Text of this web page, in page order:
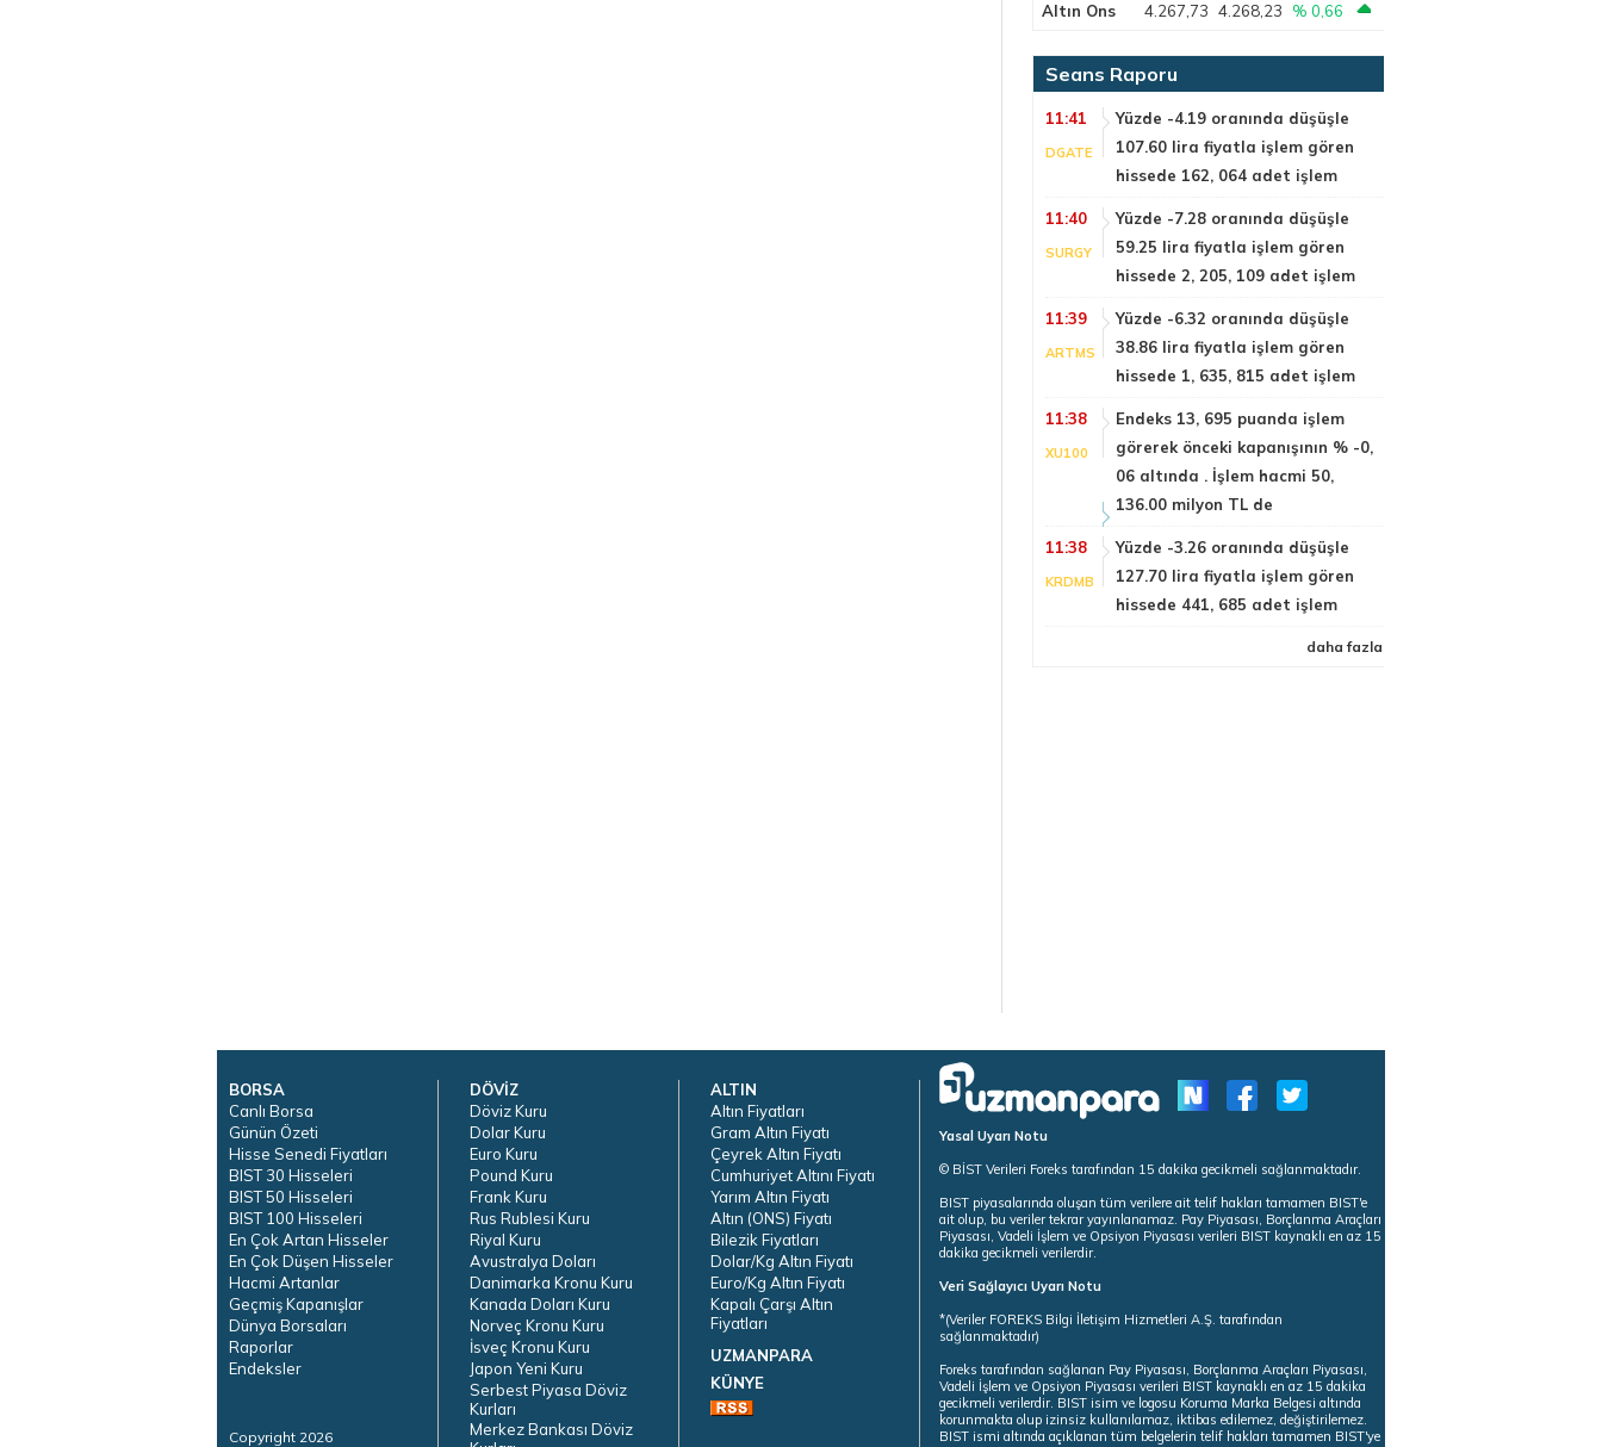
Altın Ons
4.267,73 4.268,23 % 0,66
Seans Raporu
11:41
DGATE
Yüzde -4.19 oranında düşüşle
107.60 lira fiyatla işlem gören
hissede 162, 064 adet işlem
11:40
SURGY
Yüzde -7.28 oranında düşüşle
59.25 lira fiyatla işlem gören
hissede 2, 205, 109 adet işlem
11:39
ARTMS
Yüzde -6.32 oranında düşüşle
38.86 lira fiyatla işlem gören
hissede 1, 635, 815 adet işlem
11:38
XU100
Endeks 13, 695 puanda işlem
görerek önceki kapanışının % -0,
06 altında . İşlem hacmi 50,
136.00 milyon TL de
11:38
KRDMB
Yüzde -3.26 oranında düşüşle
127.70 lira fiyatla işlem gören
hissede 441, 685 adet işlem
daha fazla
BORSA
Canlı Borsa
Günün Özeti
Hisse Senedi Fiyatları
BIST 30 Hisseleri
BIST 50 Hisseleri
BIST 100 Hisseleri
En Çok Artan Hisseler
En Çok Düşen Hisseler
Hacmi Artanlar
Geçmiş Kapanışlar
Dünya Borsaları
Raporlar
Endeksler
Copyright 2026
DÖVİZ
Döviz Kuru
Dolar Kuru
Euro Kuru
Pound Kuru
Frank Kuru
Rus Rublesi Kuru
Riyal Kuru
Avustralya Doları
Danimarka Kronu Kuru
Kanada Doları Kuru
Norveç Kronu Kuru
İsveç Kronu Kuru
Japon Yeni Kuru
Serbest Piyasa Döviz
Kurları
Merkez Bankası Döviz
ALTIN
Altın Fiyatları
Gram Altın Fiyatı
Çeyrek Altın Fiyatı
Cumhuriyet Altını Fiyatı
Yarım Altın Fiyatı
Altın (ONS) Fiyatı
Bilezik Fiyatları
Dolar/Kg Altın Fiyatı
Euro/Kg Altın Fiyatı
Kapalı Çarşı Altın
Fiyatları
UZMANPARA
KÜNYE
Yasal Uyarı Notu
© BİST Verileri Foreks tarafından 15 dakika gecikmeli sağlanmaktadır.
BIST piyasalarında oluşan tüm verilere ait telif hakları tamamen BIST'e
ait olup, bu veriler tekrar yayınlanamaz. Pay Piyasası, Borçlanma Araçları
Piyasası, Vadeli İşlem ve Opsiyon Piyasası verileri BIST kaynaklı en az 15
dakika gecikmeli verilerdir.
Veri Sağlayıcı Uyarı Notu
*(Veriler FOREKS Bilgi İletişim Hizmetleri A.Ş. tarafından
sağlanmaktadır)
Foreks tarafından sağlanan Pay Piyasası, Borçlanma Araçları Piyasası,
Vadeli İşlem ve Opsiyon Piyasası verileri BIST kaynaklı en az 15 dakika
gecikmeli verilerdir. BIST isim ve logosu Koruma Marka Belgesi altında
korunmakta olup izinsiz kullanılamaz, iktibas edilemez, değiştirilemez.
BIST ismi altında açıklanan tüm belgelerin telif hakları tamamen BIST'ye